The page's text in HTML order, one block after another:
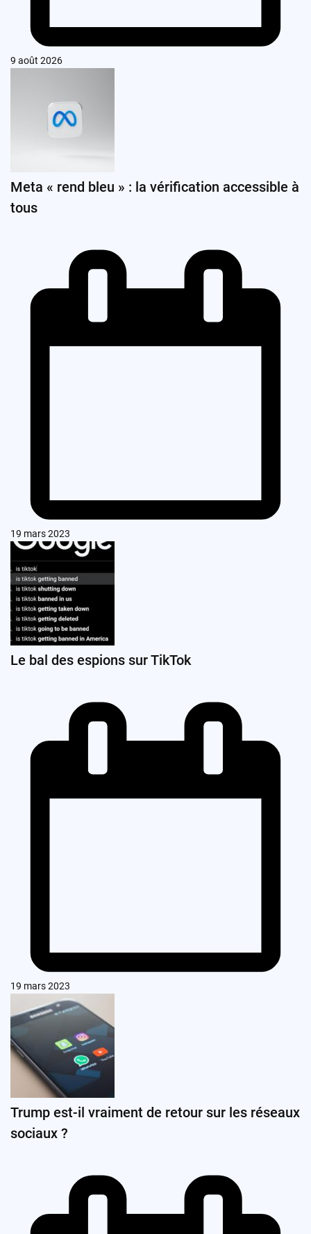
9 août 2026
Meta « rend bleu » : la vérification accessible à
tous
19 mars 2023
Le bal des espions sur TikTok
19 mars 2023
Trump est-il vraiment de retour sur les réseaux
sociaux ?